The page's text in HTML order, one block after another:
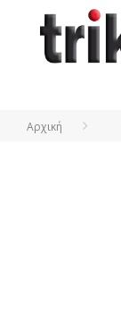
Αρχική